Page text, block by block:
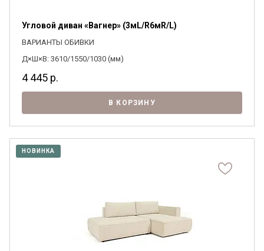
Угловой диван «Вагнер» (3мL/R6мR/L)
ВАРИАНТЫ ОБИВКИ
Д×Ш×В: 3610/1550/1030 (мм)
4 445 р.
В КОРЗИНУ
НОВИНКА